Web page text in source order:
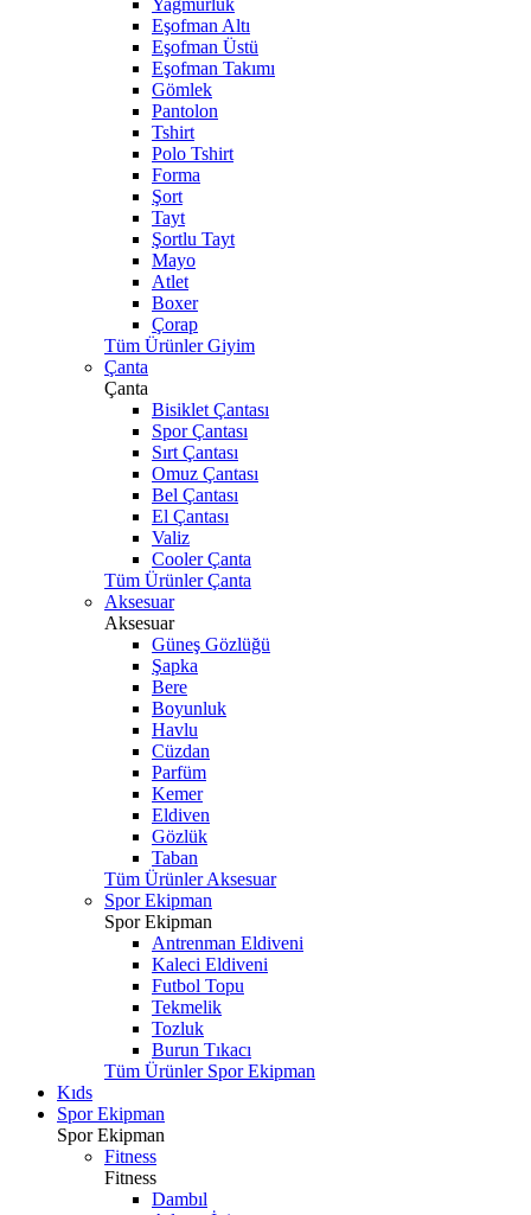
Yağmurluk
Eşofman Altı
Eşofman Üstü
Eşofman Takımı
Gömlek
Pantolon
Tshirt
Polo Tshirt
Forma
Şort
Tayt
Şortlu Tayt
Mayo
Atlet
Boxer
Çorap
Tüm Ürünler Giyim
Çanta
Çanta
Bisiklet Çantası
Spor Çantası
Sırt Çantası
Omuz Çantası
Bel Çantası
El Çantası
Valiz
Cooler Çanta
Tüm Ürünler Çanta
Aksesuar
Aksesuar
Güneş Gözlüğü
Şapka
Bere
Boyunluk
Havlu
Cüzdan
Parfüm
Kemer
Eldiven
Gözlük
Taban
Tüm Ürünler Aksesuar
Spor Ekipman
Spor Ekipman
Antrenman Eldiveni
Kaleci Eldiveni
Futbol Topu
Tekmelik
Tozluk
Burun Tıkacı
Tüm Ürünler Spor Ekipman
Kıds
Spor Ekipman
Spor Ekipman
Fitness
Fitness
Dambıl